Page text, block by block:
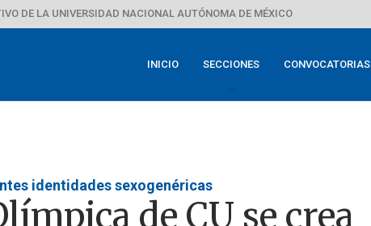
DE LA UNIVERSIDAD NACIONAL AUTÓNOMA DE MÉXICO
INICIO SECCIONES CONVOCATORIAS
identidades sexogenéricas
de CU se crea